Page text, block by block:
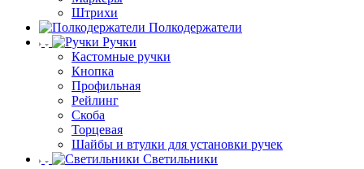
Штрихи
Полкодержатели
Ручки
Кастомные ручки
Кнопка
Профильная
Рейлинг
Скоба
Торцевая
Шайбы и втулки для установки ручек
Светильники